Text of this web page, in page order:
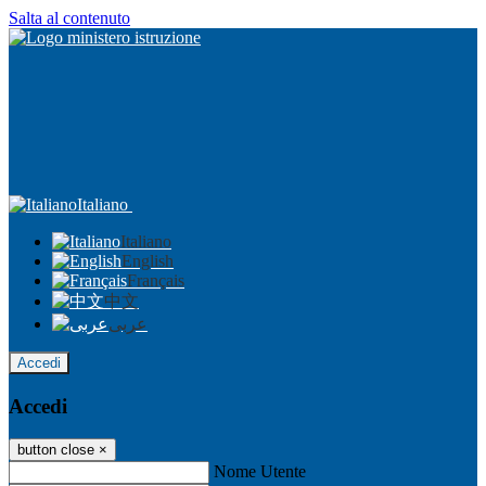
Salta al contenuto
Italiano
Italiano
English
Français
中文
عربى
Accedi
Accedi
button close ×
Nome Utente